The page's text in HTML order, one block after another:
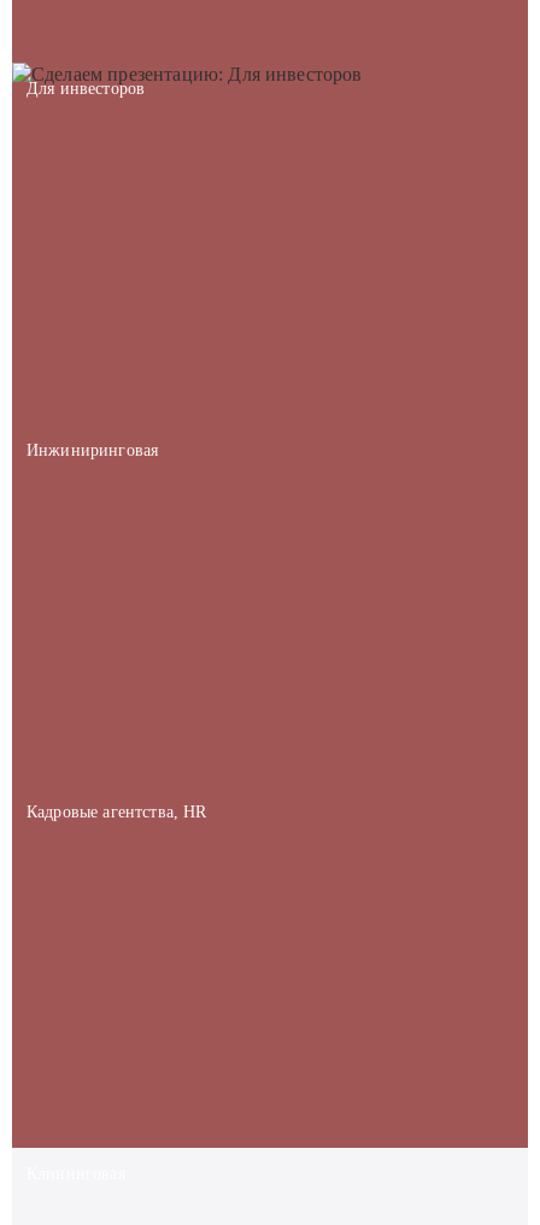
Для инвесторов
Инжиниринговая
Кадровые агентства, HR